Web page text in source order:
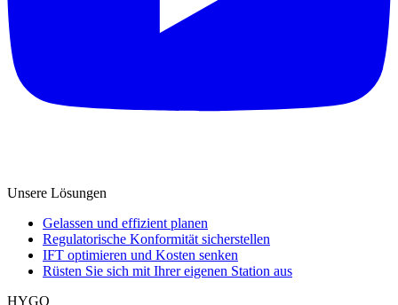
Unsere Lösungen
Gelassen und effizient planen
Regulatorische Konformität sicherstellen
IFT optimieren und Kosten senken
Rüsten Sie sich mit Ihrer eigenen Station aus
HYGO